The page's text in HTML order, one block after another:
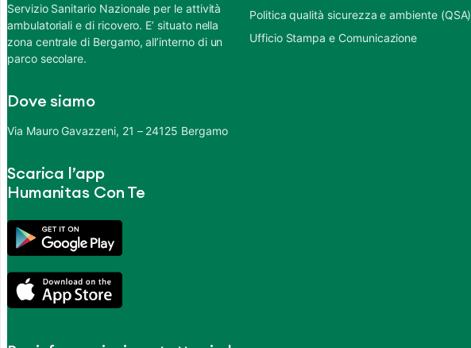
Servizio Sanitario Nazionale per le attività
ambulatoriali e di ricovero. E’ situato nella
zona centrale di Bergamo, all’interno di un
parco secolare.
Dove siamo
Via Mauro Gavazzeni, 21 – 24125 Bergamo
Scarica l’app
Humanitas Con Te
Politica qualità sicurezza e ambiente (QSA)
Ufficio Stampa e Comunicazione